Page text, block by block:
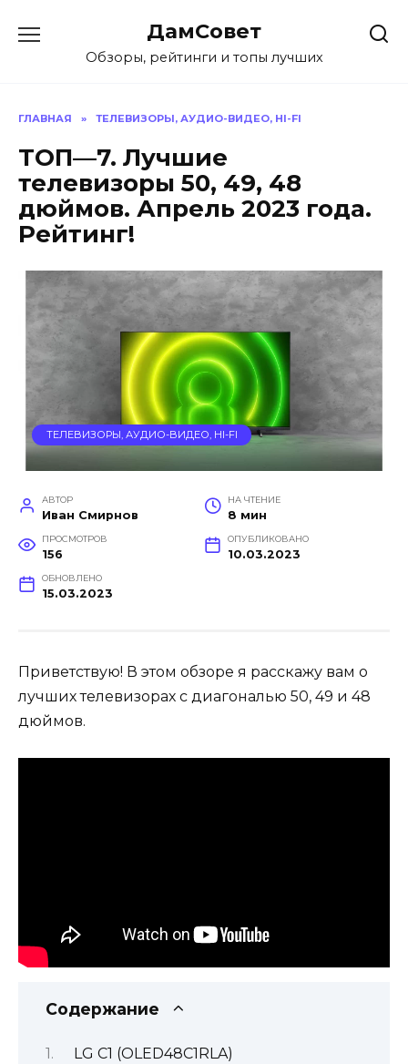
содержанию
ДамСовет
Обзоры, рейтинги и топы лучших
ГЛАВНАЯ » ТЕЛЕВИЗОРЫ, АУДИО-ВИДЕО, HI-FI
ТОП—7. Лучшие
телевизоры 50, 49, 48
дюймов. Апрель 2023 года.
Рейтинг!
ТЕЛЕВИЗОРЫ, АУДИО-ВИДЕО, HI-FI
АВТОР
Иван Смирнов
НА ЧТЕНИЕ
8 мин
ПРОСМОТРОВ
156
ОПУБЛИКОВАНО
10.03.2023
ОБНОВЛЕНО
15.03.2023
Приветствую! В этом обзоре я расскажу вам о
лучших телевизорах с диагональю 50, 49 и 48
дюймов.
Содержание
LG C1 (OLED48C1RLA)